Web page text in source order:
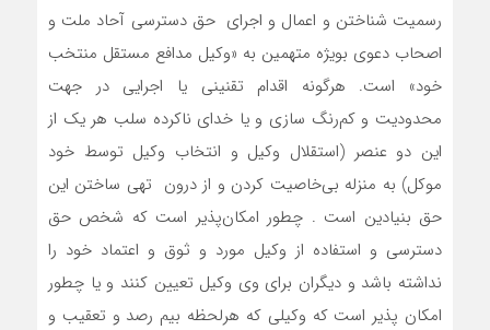
رسمیت شناختن و اعمال و اجرای حق دسترسی آحاد ملت و
اصحاب دعوی بویژه متهمین به «وکیل مدافع مستقل منتخب
خود» است. هرگونه اقدام تقنینی یا اجرایی در جهت
محدودیت و کم‌رنگ سازی و یا خدای ناکرده سلب هر یک از
این دو عنصر (استقلال وکیل و انتخاب وکیل توسط خود
موکل) به منزله بی‌خاصیت کردن و از درون تهی ساختن این
حق بنیادین است . چطور امکان‌پذیر است که شخص حق
دسترسی و استفاده از وکیل مورد و ثوق و اعتماد خود را
نداشته باشد و دیگران برای وی وکیل تعیین کنند و یا چطور
امکان پذیر است که وکیلی که هرلحظه بیم رصد و تعقیب و